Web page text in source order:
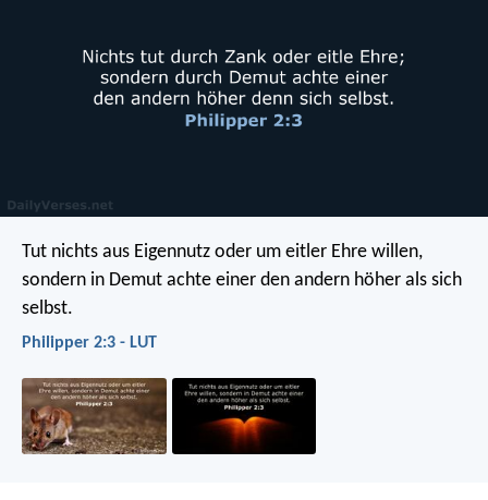
Tut nichts aus Eigennutz oder um eitler Ehre willen,
sondern in Demut achte einer den andern höher als sich
selbst.
Philipper 2:3 - LUT